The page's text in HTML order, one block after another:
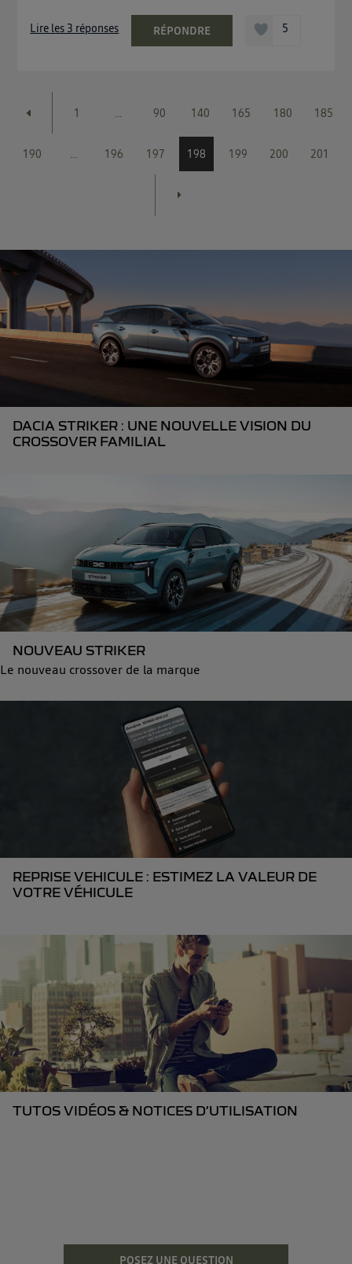
Lire les 3 réponses RÉPONDRE 5
1 ... 90 140 165 180 185
190 ... 196 197 198 199 200 201
DACIA STRIKER : UNE NOUVELLE VISION DU
CROSSOVER FAMILIAL
NOUVEAU STRIKER
Le nouveau crossover de la marque
REPRISE VEHICULE : ESTIMEZ LA VALEUR DE
VOTRE VÉHICULE
TUTOS VIDÉOS & NOTICES D’UTILISATION
POSEZ UNE QUESTION